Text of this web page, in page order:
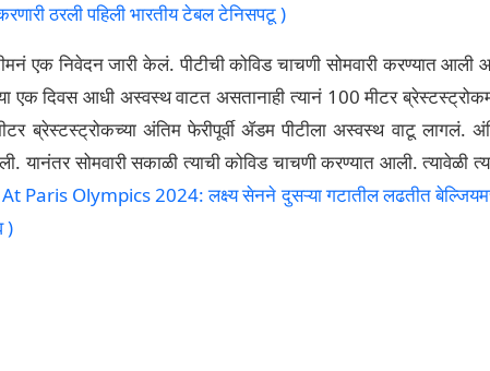
ठरली पहिली भारतीय टेबल टेनिसपटू )
एक निवेदन जारी केलं. पीटीची कोविड चाचणी सोमवारी करण्यात आली
एक दिवस आधी अस्वस्थ वाटत असतानाही त्यानं 100 मीटर
ब्रेस्टस्ट्रोकच्या अंतिम फेरीपूर्वी ॲडम पीटीला अस्वस्थ वाटू लागलं.
यानंतर सोमवारी सकाळी त्याची कोविड चाचणी करण्यात आली. त्यावेळी
Paris Olympics 2024: लक्ष्य सेनने दुसऱ्या गटातील लढतीत
)